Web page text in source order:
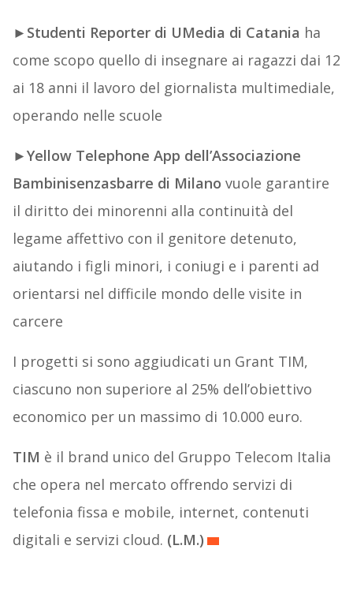
► Studenti Reporter di UMedia di Catania ha
come scopo quello di insegnare ai ragazzi dai 12
ai 18 anni il lavoro del giornalista multimediale,
operando nelle scuole
►Yellow Telephone App dell’Associazione
Bambinisenzasbarre di Milano vuole garantire
il diritto dei minorenni alla continuità del
legame affettivo con il genitore detenuto,
aiutando i figli minori, i coniugi e i parenti ad
orientarsi nel difficile mondo delle visite in
carcere
I progetti si sono aggiudicati un Grant TIM,
ciascuno non superiore al 25% dell’obiettivo
economico per un massimo di 10.000 euro.
TIM è il brand unico del Gruppo Telecom Italia
che opera nel mercato offrendo servizi di
telefonia fissa e mobile, internet, contenuti
digitali e servizi cloud. (L.M.)